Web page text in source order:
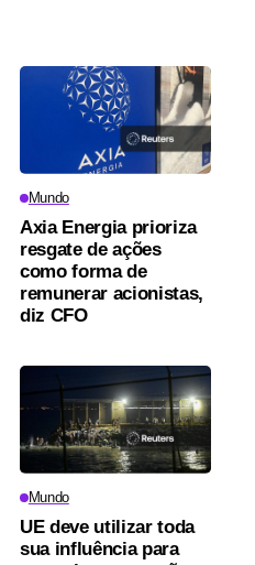
Mundo
Axia Energia prioriza
resgate de ações
como forma de
remunerar acionistas,
diz CFO
Mundo
UE deve utilizar toda
sua influência para